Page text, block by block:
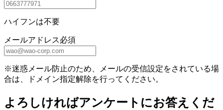
ハイフンは不要
メールアドレス必須
※迷惑メール防止のため、メールの受信設定をされている場
合は、ドメイン指定解除を行ってください。
よろしければアンケートにお答えくだ